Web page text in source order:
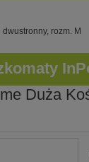
rozm. M
Duża